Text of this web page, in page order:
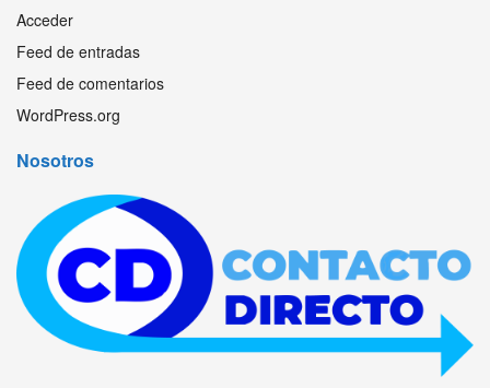
Acceder
Feed de entradas
Feed de comentarios
WordPress.org
Nosotros